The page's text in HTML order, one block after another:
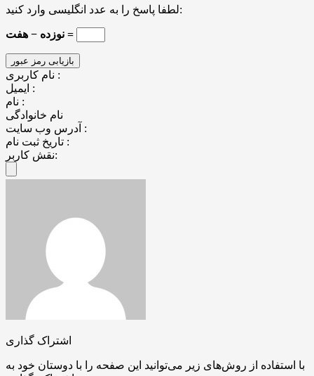
لطفا پاسخ را به عدد انگلیسی وارد کنید:
نوزده − هفت =
نام کاربری :
ایمیل :
نام :
نام خانوادگی
آدرس وب سایت :
تاریخ ثبت نام :
نقش کاربر:
اشتراک گذاری
با استفاده از روش‌های زیر می‌توانید این صفحه را با دوستان خود به